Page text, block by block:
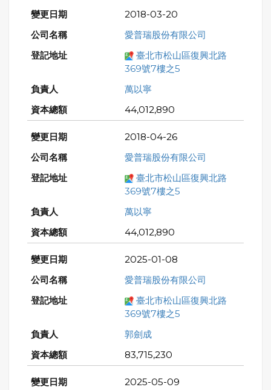
2018-03-20
愛普瑞股份有限公司
臺北市松山區復興北路
369號7樓之5
萬以寧
44,012,890
2018-04-26
愛普瑞股份有限公司
臺北市松山區復興北路
369號7樓之5
萬以寧
44,012,890
2025-01-08
愛普瑞股份有限公司
臺北市松山區復興北路
369號7樓之5
郭劍成
83,715,230
2025-05-09